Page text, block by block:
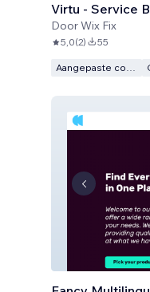
Virtu - Service
DoorWix Fix
5,0(2) 55
Aangepaste code